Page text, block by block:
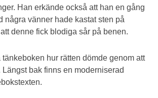
Han erkände också att han en gång
några vänner hade kastat sten på
denne fick blodiga sår på benen.
tänkeboken hur rätten dömde genom att
bak finns en moderniserad